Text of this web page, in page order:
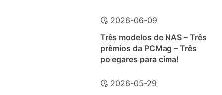
2026-06-09
Três modelos de NAS – Três
prêmios da PCMag – Três
polegares para cima!
2026-05-29